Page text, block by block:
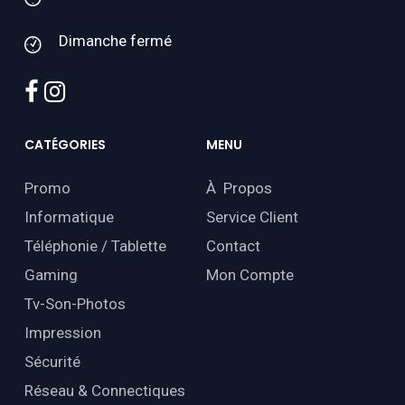
Dimanche fermé
facebook
instagram
CATÉGORIES
Promo
Informatique
Téléphonie / Tablette
Gaming
Tv-Son-Photos
Impression
Sécurité
Réseau & Connectiques
MENU
À Propos
Service Client
Contact
Mon Compte